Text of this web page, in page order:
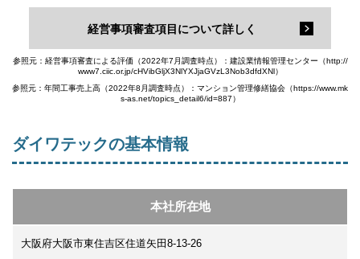
経営事項審査項目について詳しく
参照元：経営事項審査による評価（2022年7月調査時点）：建設業情報管理センター（http://
www7.ciic.or.jp/cHVibGljX3NlYXJjaGVzL3Nob3dfdXNl）
参照元：年間工事売上高（2022年8月調査時点）：マンション管理修繕協会（https://www.mk
s-as.net/topics_detail6/id=887）
ダイワテックの基本情報
本社所在地
大阪府大阪市東住吉区住道矢田8-13-26